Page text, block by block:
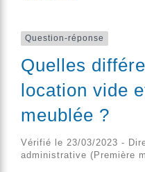
Question-réponse
Quelles
location vide
meublée ?
Vérifié le 23/03/2023 -
administrative (Première